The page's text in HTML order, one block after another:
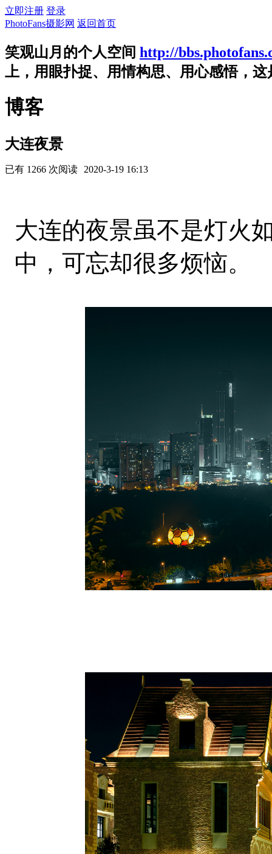
立即注册 登录
PhotoFans摄影网 返回首页
笑观山月的个人空间 http://
上，用眼扑捉、用情构思、用心感悟，
博客
大连夜景
已有 1266 次阅读 2020-3-19 16:13
大连的夜景虽不是灯火
中，可忘却很多烦恼。